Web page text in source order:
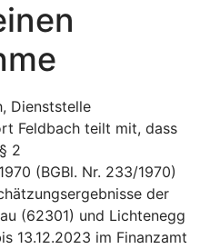
Dienststelle
Feldbach teilt mit, dass
2
(BGBl. Nr. 233/1970)
der
(62301) und Lichtenegg
13.12.2023 im Finanzamt